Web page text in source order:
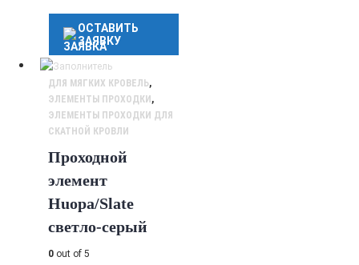
ОСТАВИТЬ
ЗАЯВКУ
ДЛЯ МЯГКИХ КРОВЕЛЬ,
ЭЛЕМЕНТЫ ПРОХОДКИ,
ЭЛЕМЕНТЫ ПРОХОДКИ ДЛЯ
СКАТНОЙ КРОВЛИ
Проходной
элемент
Huopa/Slate
светло-серый
0 out of 5